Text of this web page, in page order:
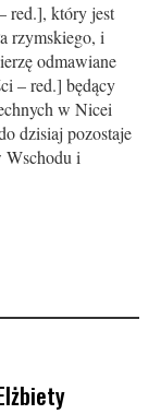
red.], który jest
rzymskiego, i
odmawiane
– red.] będący
w Nicei
dzisiaj pozostaje
Wschodu i